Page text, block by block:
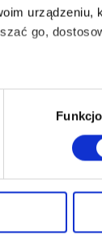
go,
do
Twoje